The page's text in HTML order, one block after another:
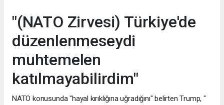
"(NATO Zirvesi) Türkiye'de
düzenlenmeseydi
muhtemelen
katılmayabilirdim"
NATO konusunda "hayal kırıklığına uğradığını" belirten Trump, "